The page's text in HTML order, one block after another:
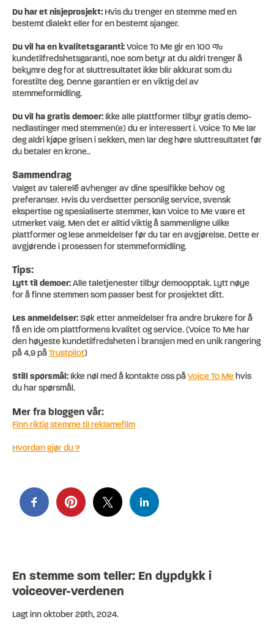
Du har et nisjeprosjekt: Hvis du trenger en stemme med en
bestemt dialekt eller for en bestemt sjanger.
Du vil ha en kvalitetsgaranti:Voice To Me gir en 100 %
kundetilfredshetsgaranti, noe som betyr at du aldri trenger å
bekymre deg for at sluttresultatet ikke blir akkurat som du
forestilte deg. Denne garantien er en viktig del av
stemmeformidling.
Du vil ha gratis demoer: Ikke alle plattformer tilbyr gratis demo-
nedlastinger med stemmen(e) du er interessert i. Voice To Me lar
deg aldri kjøpe grisen i sekken, men lar deg høre sluttresultatet før
du betaler en krone..
Sammendrag
Valget av talerelé avhenger av dine spesifikke behov og
preferanser. Hvis du verdsetter personlig service, svensk
ekspertise og spesialiserte stemmer, kan Voice to Me være et
utmerket valg. Men det er alltid viktig å sammenligne ulike
plattformer og lese anmeldelser før du tar en avgjørelse. Dette er
avgjørende i prosessen for stemmeformidling.
Tips:
Lytt til demoer:Alle taletjenester tilbyr demoopptak. Lytt nøye
for å finne stemmen som passer best for prosjektet ditt.
Les anmeldelser:Søk etter anmeldelser fra andre brukere for å
få en ide om plattformens kvalitet og service. (Voice To Me har
den høyeste kundetilfredsheten i bransjen med en unik rangering
på 4,9 påTrustpilot)
Still spørsmål: Ikke nøl med å kontakte oss påVoice To Me hvis
du har spørsmål.
Mer fra bloggen vår:
Finn riktig stemme til reklamefilm
Hvordan gjør du ?
En stemme som teller: En dypdykk i
voiceover-verdenen
Lagt innoktober 29th, 2024.